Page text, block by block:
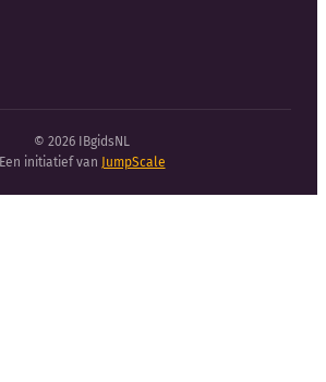
© 2026 IBgidsNL
Een initiatief van JumpScale